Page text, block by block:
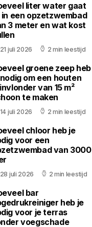
liter water gaat
in een opzetzwembad
3 meter en wat kost
21 juli 2026 2 min leestijd
groene zeep heb
om een houten
van 15 m²
te maken
14 juli 2026 2 min leestijd
chloor heb je
voor een
van 3000
28 juli 2026 2 min leestijd
bar
heb je
voor je terras
voegschade